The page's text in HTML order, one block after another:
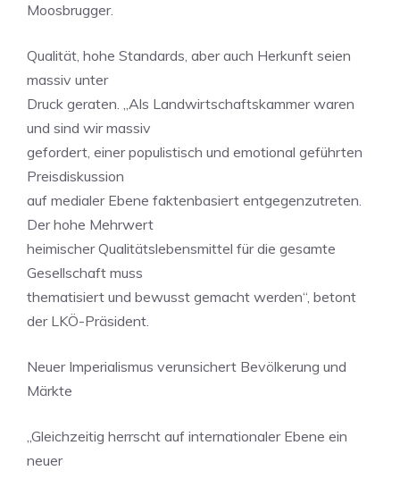
Moosbrugger.
Qualität, hohe Standards, aber auch Herkunft seien
massiv unter
Druck geraten. „Als Landwirtschaftskammer waren
und sind wir massiv
gefordert, einer populistisch und emotional geführten
Preisdiskussion
auf medialer Ebene faktenbasiert entgegenzutreten.
Der hohe Mehrwert
heimischer Qualitätslebensmittel für die gesamte
Gesellschaft muss
thematisiert und bewusst gemacht werden“, betont
der LKÖ-Präsident.
Neuer Imperialismus verunsichert Bevölkerung und
Märkte
„Gleichzeitig herrscht auf internationaler Ebene ein
neuer